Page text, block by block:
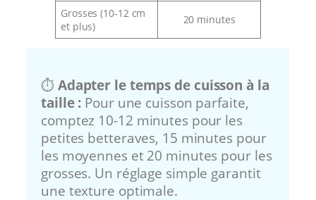
Grosses (10-12 cm
et plus)
20 minutes
⏱️ Adapter le temps de cuisson à la
taille : Pour une cuisson parfaite,
comptez 10-12 minutes pour les
petites betteraves, 15 minutes pour
les moyennes et 20 minutes pour les
grosses. Un réglage simple garantit
une texture optimale.